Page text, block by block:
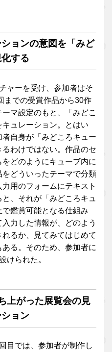
ョンの意図を「みど
する
ャーを受け、参加者はそ
までの受賞作品から30作
マ設定のもと、「みどこ
ュレーション。とはい
自身が「みどころキュー
わけではない。作品のセ
どのようにキューブ内に
どういったテーマで分類
用のフォームにテキスト
、それが「みどころキュ
鑑賞可能となる仕組み
力した情報が、どのよう
るか、見てみてはじめて
る。そのため、参加者に
けられた。
上がった展覧会の見
ョン
目では、参加者が制作し